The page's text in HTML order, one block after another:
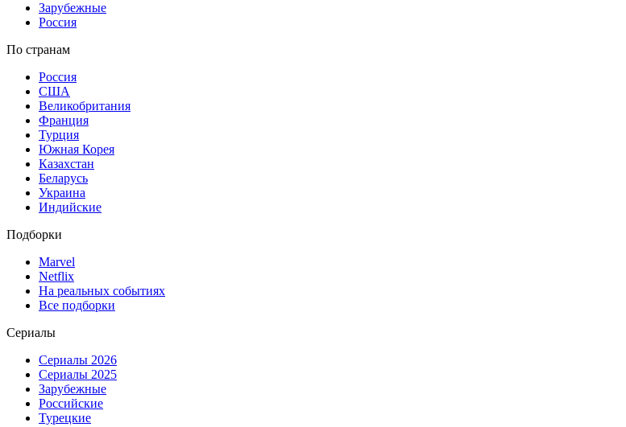
Зарубежные
Россия
По странам
Россия
США
Великобритания
Франция
Турция
Южная Корея
Казахстан
Беларусь
Украина
Индийские
Подборки
Marvel
Netflix
На реальных событиях
Все подборки
Сериалы
Сериалы 2026
Сериалы 2025
Зарубежные
Российские
Турецкие